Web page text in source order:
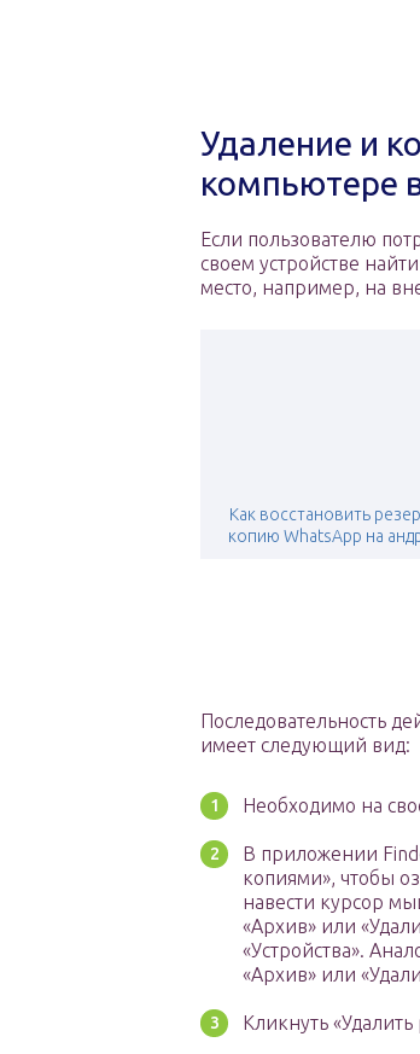
Удаление и
компьютере
Если пользователю
своем устройстве
место, например, на
Как восстановить
копию WhatsApp на
Последовательность
имеет следующий вид:
Необходимо на
В приложении
копиями», чтобы
навести курсор
«Архив» или
«Устройства».
«Архив» или
Кликнуть